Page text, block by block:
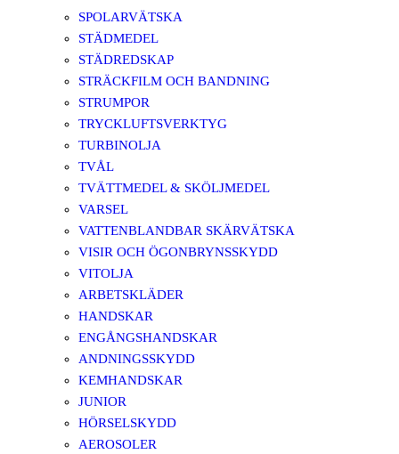
SPOLARVÄTSKA
STÄDMEDEL
STÄDREDSKAP
STRÄCKFILM OCH BANDNING
STRUMPOR
TRYCKLUFTSVERKTYG
TURBINOLJA
TVÅL
TVÄTTMEDEL & SKÖLJMEDEL
VARSEL
VATTENBLANDBAR SKÄRVÄTSKA
VISIR OCH ÖGONBRYNSSKYDD
VITOLJA
ARBETSKLÄDER
HANDSKAR
ENGÅNGSHANDSKAR
ANDNINGSSKYDD
KEMHANDSKAR
JUNIOR
HÖRSELSKYDD
AEROSOLER